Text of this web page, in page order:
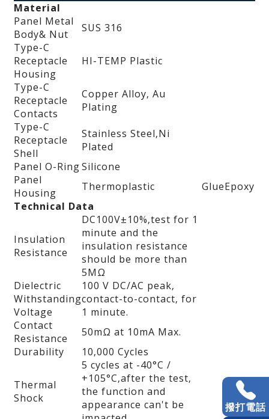
撥打電話
Material
Panel Metal
Body& Nut
SUS 316
Type-C
Receptacle
Housing
HI-TEMP Plastic
Type-C
Receptacle
Contacts
Copper Alloy‚ Au
Plating
Type-C
Receptacle
Shell
Stainless Steel‚Ni
Plated
Panel O-RingSilicone
Panel
Housing
Thermoplastic GlueEpoxy
Technical Data
Insulation
Resistance
DC100V±10%‚test for 1
minute and the
insulation resistance
should be more than
5MΩ
Dielectric
Withstanding
Voltage
100 V DC/AC peak‚
contact-to-contact‚ for
1 minute.
Contact
Resistance
50mΩ at 10mA Max.
Durability
10‚000 Cycles
Thermal
Shock
5 cycles at -40°C /
+105°C‚after the test‚
the function and
appearance can't be